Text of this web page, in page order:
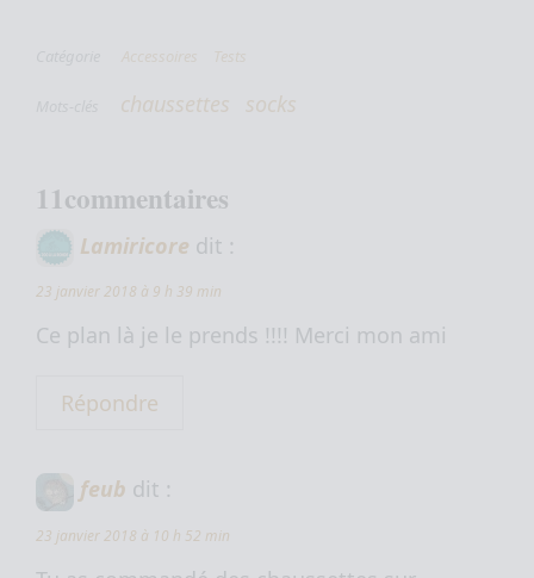
Accessoires Tests
chaussettes socks
11commentaires
Lamiricore dit :
23 janvier 2018 à 9 h 39 min
Ce plan là je le prends !!!! Merci mon ami
Répondre
feub dit :
23 janvier 2018 à 10 h 52 min